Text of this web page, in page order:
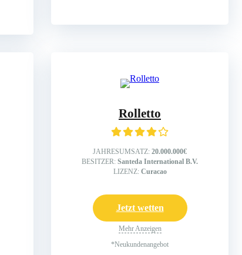
Rolletto
JAHRESUMSATZ: 20.000.000€
BESITZER: Santeda International B.V.
LIZENZ: Curacao
Jetzt wetten
Mehr Anzeigen
*Neukundenangebot